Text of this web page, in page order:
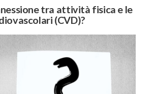
tra attività fisica e le
(CVD)?